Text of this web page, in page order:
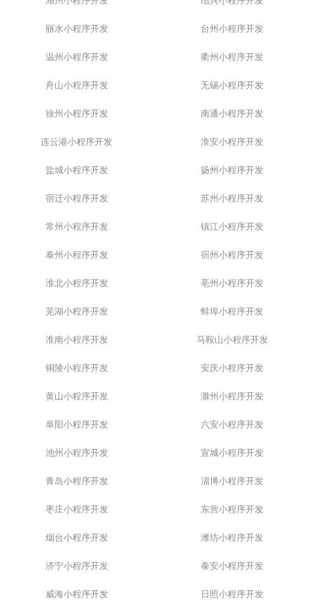
丽水小程序开发 台州小程序开发
温州小程序开发 衢州小程序开发
舟山小程序开发 无锡小程序开发
徐州小程序开发 南通小程序开发
连云港小程序开发 淮安小程序开发
盐城小程序开发 扬州小程序开发
宿迁小程序开发 苏州小程序开发
常州小程序开发 镇江小程序开发
泰州小程序开发 宿州小程序开发
淮北小程序开发 亳州小程序开发
芜湖小程序开发 蚌埠小程序开发
淮南小程序开发 马鞍山小程序开发
铜陵小程序开发 安庆小程序开发
黄山小程序开发 滁州小程序开发
阜阳小程序开发 六安小程序开发
池州小程序开发 宣城小程序开发
青岛小程序开发 淄博小程序开发
枣庄小程序开发 东营小程序开发
烟台小程序开发 潍坊小程序开发
济宁小程序开发 泰安小程序开发
威海小程序开发 日照小程序开发